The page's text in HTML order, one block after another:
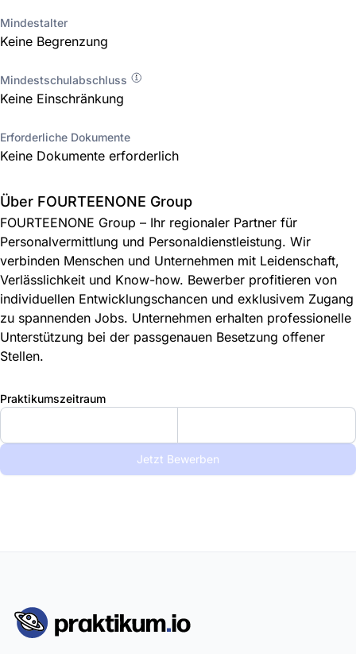
Mindestalter
Keine Begrenzung
Mindestschulabschluss
Keine Einschränkung
Erforderliche Dokumente
Keine Dokumente erforderlich
Über FOURTEENONE Group
FOURTEENONE Group – Ihr regionaler Partner für
Personalvermittlung und Personaldienstleistung. Wir
verbinden Menschen und Unternehmen mit Leidenschaft,
Verlässlichkeit und Know-how. Bewerber profitieren von
individuellen Entwicklungschancen und exklusivem Zugang
zu spannenden Jobs. Unternehmen erhalten professionelle
Unterstützung bei der passgenauen Besetzung offener
Stellen.
Praktikumszeitraum
Jetzt Bewerben